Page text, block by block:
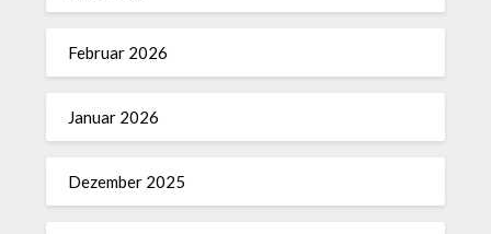
Februar 2026
Januar 2026
Dezember 2025